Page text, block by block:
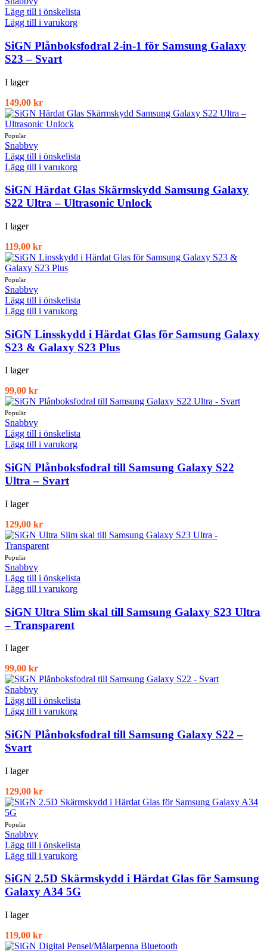
Lägg till i önskelista
Lägg till i varukorg
SiGN Plånboksfodral 2-in-1 för Samsung Galaxy
S23 – Svart
I lager
149,00 kr
Snabbvy
Lägg till i önskelista
Lägg till i varukorg
SiGN Härdat Glas Skärmskydd Samsung Galaxy
S22 Ultra – Ultrasonic Unlock
I lager
119,00 kr
Snabbvy
Lägg till i önskelista
Lägg till i varukorg
SiGN Linsskydd i Härdat Glas för Samsung Galaxy
S23 & Galaxy S23 Plus
I lager
99,00 kr
Snabbvy
Lägg till i önskelista
Lägg till i varukorg
SiGN Plånboksfodral till Samsung Galaxy S22
Ultra – Svart
I lager
129,00 kr
Snabbvy
Lägg till i önskelista
Lägg till i varukorg
SiGN Ultra Slim skal till Samsung Galaxy S23 Ultra
– Transparent
I lager
99,00 kr
Snabbvy
Lägg till i önskelista
Lägg till i varukorg
SiGN Plånboksfodral till Samsung Galaxy S22 –
Svart
I lager
129,00 kr
Snabbvy
Lägg till i önskelista
Lägg till i varukorg
SiGN 2.5D Skärmskydd i Härdat Glas för Samsung
Galaxy A34 5G
I lager
119,00 kr